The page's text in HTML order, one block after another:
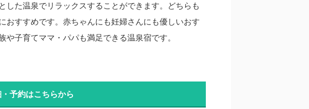
した温泉でリラックスすることができます。どちらも
おすすめです。赤ちゃんにも妊婦さんにも優しいおす
子育てママ・パパも満足できる温泉宿です。
予約はこちらから